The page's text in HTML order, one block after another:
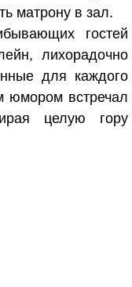
матрону в зал.
гостей
лихорадочно
для каждого
юмором встречал
целую гору